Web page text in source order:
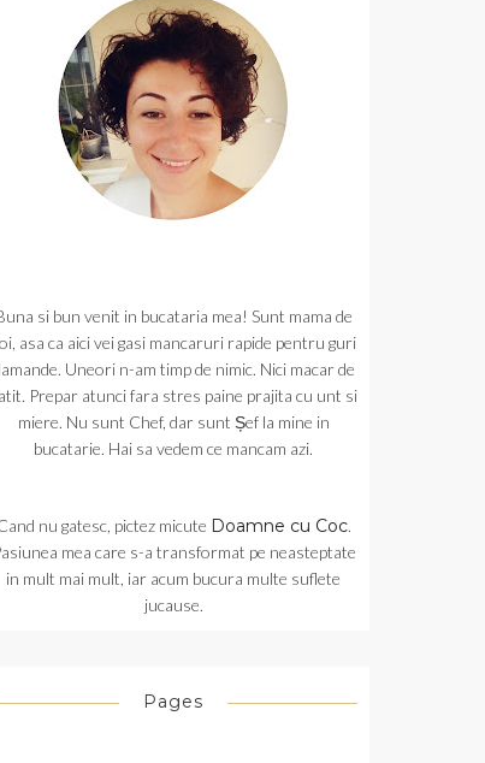
si bun venit in bucataria mea! Sunt mama de
asa ca aici vei gasi mancaruri rapide pentru guri
Uneori n-am timp de nimic. Nici macar de
Prepar atunci fara stres paine prajita cu unt si
miere. Nu sunt Chef, dar sunt Șef la mine in
bucatarie. Hai sa vedem ce mancam azi.
nu gatesc, pictez micute Doamne cu Coc.
mea care s-a transformat pe neasteptate
in mult mai mult, iar acum bucura multe suflete
jucause.
Pages